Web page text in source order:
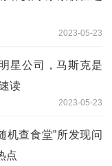
2023-05-23
星公司，马斯克是
读
2023-05-23
机查食堂”所发现问
点